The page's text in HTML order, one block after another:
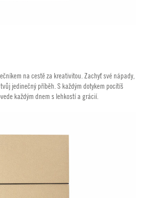
na cestě za kreativitou. Zachyť své nápady,
jedinečný příběh. S každým dotykem pocítíš
každým dnem s lehkostí a grácií.